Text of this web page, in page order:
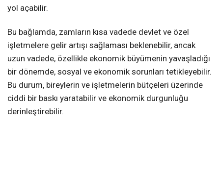
yol açabilir.
Bu bağlamda, zamların kısa vadede devlet ve özel
işletmelere gelir artışı sağlaması beklenebilir, ancak
uzun vadede, özellikle ekonomik büyümenin yavaşladığı
bir dönemde, sosyal ve ekonomik sorunları tetikleyebilir.
Bu durum, bireylerin ve işletmelerin bütçeleri üzerinde
ciddi bir baskı yaratabilir ve ekonomik durgunluğu
derinleştirebilir.